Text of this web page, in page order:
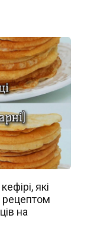
які
на